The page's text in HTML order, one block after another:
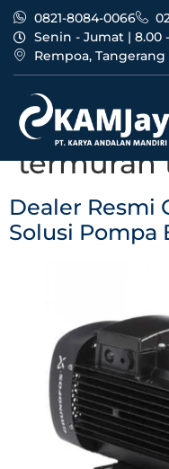
0821-8084-0066
Senin - Jumat | 8.00
Rempoa, Tangerang
Tag:
grundfos
termurah
Dealer Resmi
Solusi Pompa